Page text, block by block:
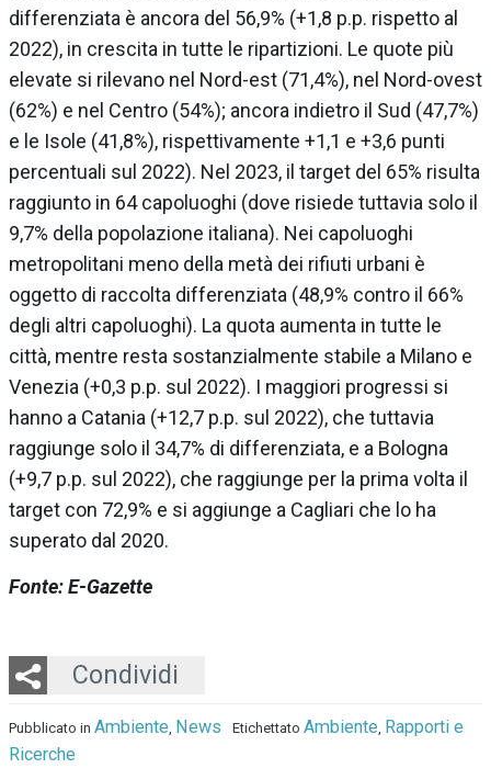
differenziata è ancora del 56,9% (+1,8 p.p. rispetto al
2022), in crescita in tutte le ripartizioni. Le quote più
elevate si rilevano nel Nord-est (71,4%), nel Nord-ovest
(62%) e nel Centro (54%); ancora indietro il Sud (47,7%)
e le Isole (41,8%), rispettivamente +1,1 e +3,6 punti
percentuali sul 2022). Nel 2023, il target del 65% risulta
raggiunto in 64 capoluoghi (dove risiede tuttavia solo il
9,7% della popolazione italiana). Nei capoluoghi
metropolitani meno della metà dei rifiuti urbani è
oggetto di raccolta differenziata (48,9% contro il 66%
degli altri capoluoghi). La quota aumenta in tutte le
città, mentre resta sostanzialmente stabile a Milano e
Venezia (+0,3 p.p. sul 2022). I maggiori progressi si
hanno a Catania (+12,7 p.p. sul 2022), che tuttavia
raggiunge solo il 34,7% di differenziata, e a Bologna
(+9,7 p.p. sul 2022), che raggiunge per la prima volta il
target con 72,9% e si aggiunge a Cagliari che lo ha
superato dal 2020.
Fonte: E-Gazette
Condividi
Twitter
LinkedIn
Email
Whatsapp
Pubblicato in Ambiente, News Etichettato Ambiente, Rapporti e
Ricerche